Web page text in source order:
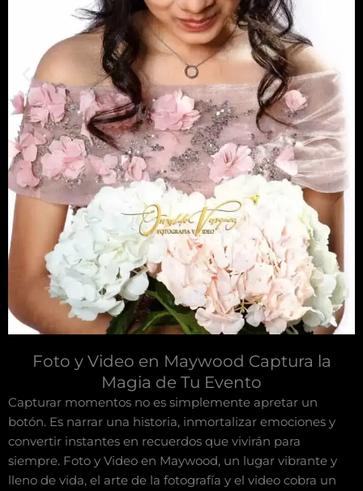
Foto y Video en Maywood Captura la
Magia de Tu Evento
Capturar momentos no es simplemente apretar un
botón. Es narrar una historia, inmortalizar emociones y
convertir instantes en recuerdos que vivirán para
siempre. Foto y Video en Maywood, un lugar vibrante y
lleno de vida, el arte de la fotografía y el video cobra un